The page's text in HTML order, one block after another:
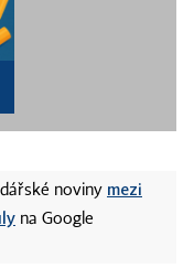
noviny mezi
na Google